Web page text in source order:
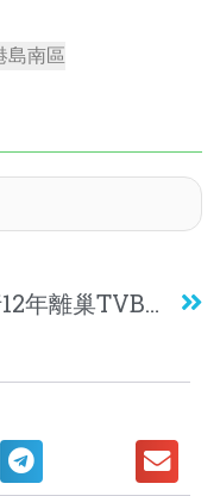
島南區
入行12年離巢TVB東張女神利穎怡：我怕難轉型！